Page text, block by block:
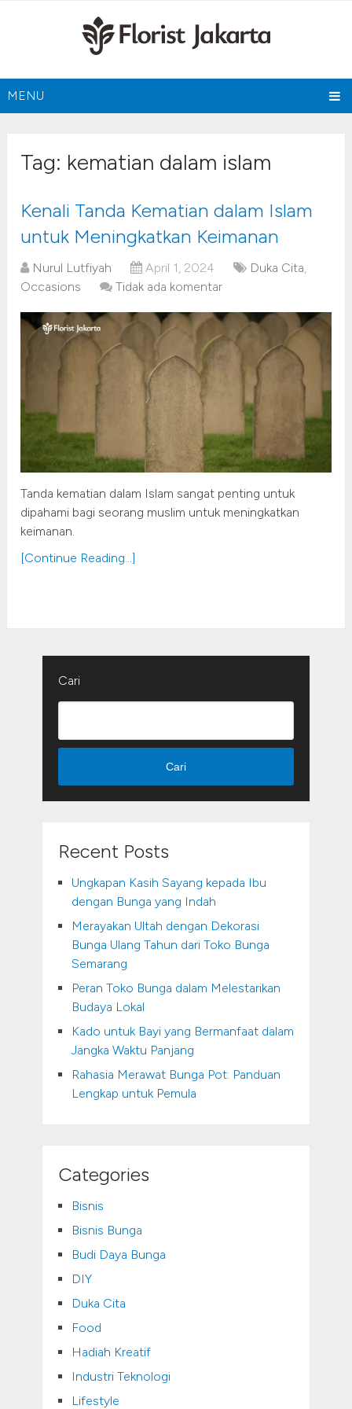
MENU
Tag: kematian dalam islam
Kenali Tanda Kematian dalam Islam
untuk Meningkatkan Keimanan
Nurul Lutfiyah April 1, 2024 Duka Cita,
Occasions
Tidak ada komentar
Tanda kematian dalam Islam sangat penting untuk
dipahami bagi seorang muslim untuk meningkatkan
keimanan.
[Continue Reading...]
Cari
Cari
Recent Posts
Ungkapan Kasih Sayang kepada Ibu
dengan Bunga yang Indah
Merayakan Ultah dengan Dekorasi
Bunga Ulang Tahun dari Toko Bunga
Semarang
Peran Toko Bunga dalam Melestarikan
Budaya Lokal
Kado untuk Bayi yang Bermanfaat dalam
Jangka Waktu Panjang
Rahasia Merawat Bunga Pot: Panduan
Lengkap untuk Pemula
Categories
Bisnis
Bisnis Bunga
Budi Daya Bunga
DIY
Duka Cita
Food
Hadiah Kreatif
Industri Teknologi
Lifestyle